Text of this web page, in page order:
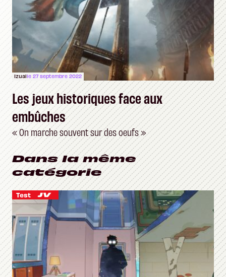
Izualle 27 septembre 2022
Les jeux historiques face aux
embûches
« On marche souvent sur des oeufs »
Dans la même
catégorie
Test